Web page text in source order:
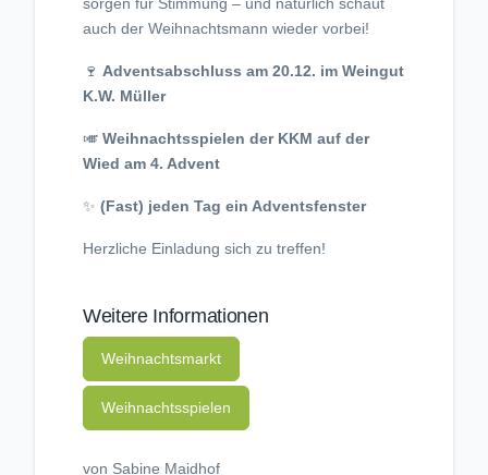
sorgen für Stimmung – und natürlich schaut
auch der Weihnachtsmann wieder vorbei!
🍷 Adventsabschluss am 20.12. im Weingut
K.W. Müller
🎺 Weihnachtsspielen der KKM auf der
Wied am 4. Advent
✨ (Fast) jeden Tag ein Adventsfenster
Herzliche Einladung sich zu treffen!
Weitere Informationen
Weihnachtsmarkt
Weihnachtsspielen
von Sabine Maidhof